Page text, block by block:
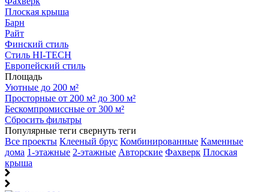
Плоская крыша
Барн
Райт
Финский стиль
Стиль HI-TECH
Европейский стиль
Площадь
Уютные до 200 м²
Просторные от 200 м² до 300 м²
Бескомпромиссные от 300 м²
Сбросить фильтры
Популярные теги свернуть теги
Все проекты Клееный брус Комбинированные Каменные
дома 1-этажные 2-этажные Авторские Фахверк Плоская
крыша